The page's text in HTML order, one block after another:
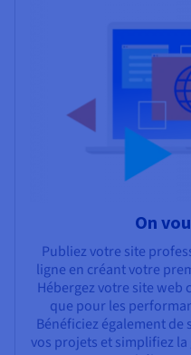
On
Publiez votre site
ligne en créant votre
Hébergez votre site web
que pour les
Bénéficiez également
vos projets et simplifiez